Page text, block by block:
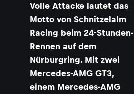
Volle Attacke lautet das
Motto von Schnitzelalm
Racing beim 24-Stunden-
Rennen auf dem
Nürburgring. Mit zwei
Mercedes-AMG GT3,
einem Mercedes-AMG